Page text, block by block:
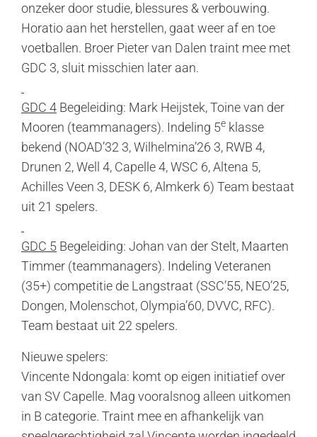
onzeker door studie, blessures & verbouwing.
Horatio aan het herstellen, gaat weer af en toe
voetballen. Broer Pieter van Dalen traint mee met
GDC 3, sluit misschien later aan.
GDC 4 Begeleiding: Mark Heijstek, Toine van der
Mooren (teammanagers). Indeling 5e klasse
bekend (NOAD’32 3, Wilhelmina’26 3, RWB 4,
Drunen 2, Well 4, Capelle 4, WSC 6, Altena 5,
Achilles Veen 3, DESK 6, Almkerk 6) Team bestaat
uit 21 spelers.
GDC 5 Begeleiding: Johan van der Stelt, Maarten
Timmer (teammanagers). Indeling Veteranen
(35+) competitie de Langstraat (SSC’55, NEO’25,
Dongen, Molenschot, Olympia’60, DVVC, RFC).
Team bestaat uit 22 spelers.
Nieuwe spelers:
Vincente Ndongala: komt op eigen initiatief over
van SV Capelle. Mag vooralsnog alleen uitkomen
in B categorie. Traint mee en afhankelijk van